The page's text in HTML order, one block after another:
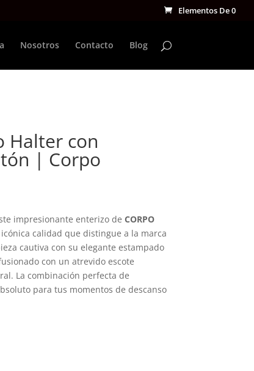
Elementos De 0
Nosotros Contacto Blog
Halter con
| Corpo
impresionante enterizo de CORPO
calidad que distingue a la marca
cautiva con su elegante estampado
con un atrevido escote
La combinación perfecta de
para tus momentos de descanso